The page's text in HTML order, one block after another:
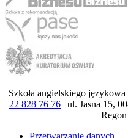
Szkoła angielskiego
22 828 76 76 | ul. Jasna 15,
Przetwarzanie danych